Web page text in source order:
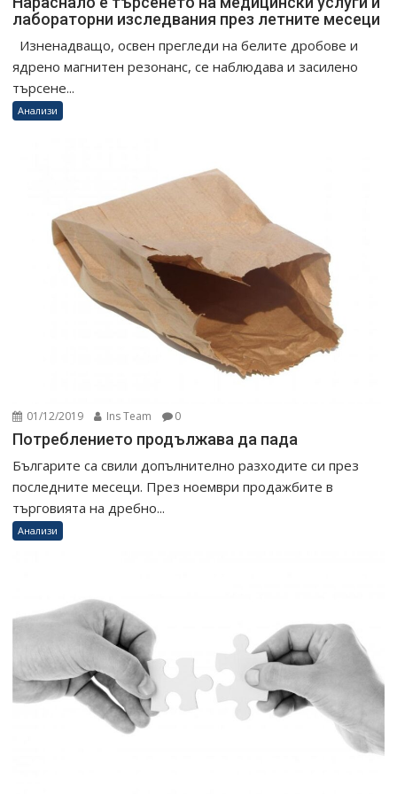
лабораторни изследвания през летните месеци
Изненадващо, освен прегледи на белите дробове и
ядрено магнитен резонанс, се наблюдава и засилено
търсене...
Анализи
01/12/2019 Ins Team 0
Потреблението продължава да пада
Българите са свили допълнително разходите си през
последните месеци. През ноември продажбите в
търговията на дребно...
Анализи